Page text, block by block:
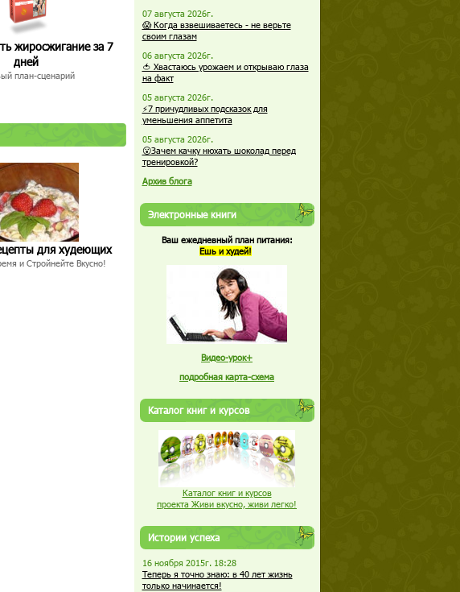
жиросжигание за 7
дней
план-сценарий
для худеющих
и Стройнейте Вкусно!
07 августа 2026г.
😱 Когда взвешиваетесь - не верьте
своим глазам
06 августа 2026г.
🍅 Хвастаюсь урожаем и открываю глаза
на факт
05 августа 2026г.
⚡7 причудливых подсказок для
уменьшения аппетита
05 августа 2026г.
😮Зачем качку нюхать шоколад перед
тренировкой?
Архив блога
Электронные книги
Ваш ежедневный план питания:
Ешь и худей!
Видео-урок+
подробная карта-схема
Каталог книг и курсов
Каталог книг и курсов
проекта Живи вкусно, живи легко!
Истории успеха
16 ноября 2015г. 18:28
Теперь я точно знаю: в 40 лет жизнь
только начинается!